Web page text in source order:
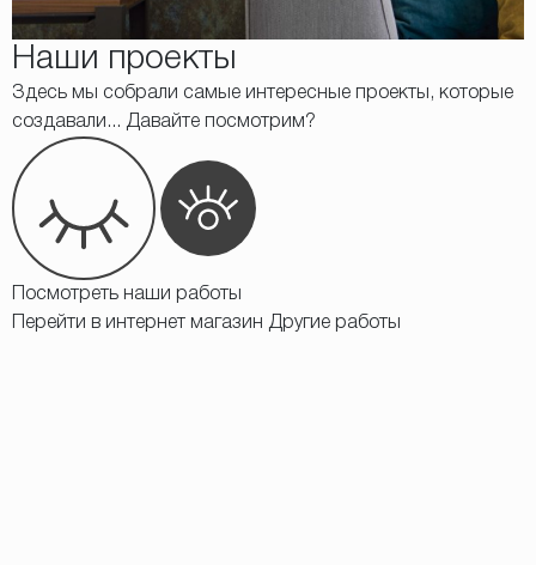
Наши проекты
Здесь мы собрали самые интересные проекты, которые
создавали... Давайте посмотрим?
Посмотреть наши работы
Перейти в интернет магазин Другие работы